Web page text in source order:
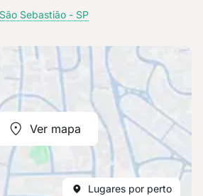
São Sebastião - SP
Ver mapa
Lugares por perto